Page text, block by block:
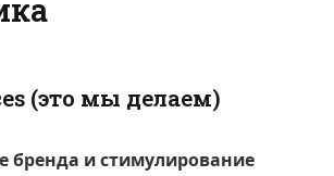
(это мы делаем)
бренда и стимулирование